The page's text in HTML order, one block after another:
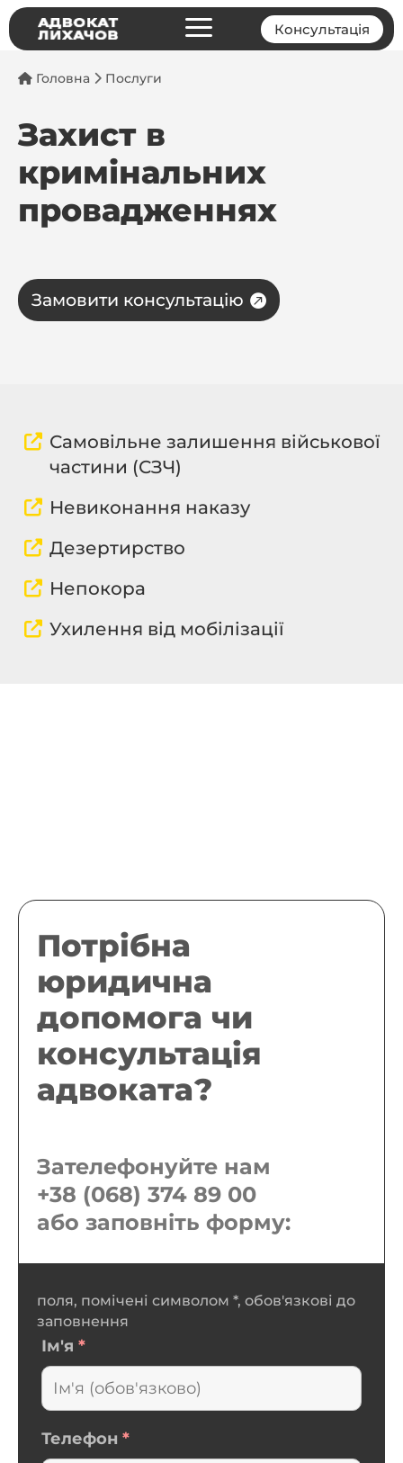
a Консультація
Головна Послуги
Захист в
кримінальних
провадженнях
Замовити консультацію
Самовільне залишення військової
частини (СЗЧ)
Невиконання наказу
Дезертирство
Непокора
Ухилення від мобілізації
Потрібна
юридична
допомога чи
консультація
адвоката?
Зателефонуйте нам
+38 (068) 374 89 00
або заповніть форму:
поля, помічені символом *, обов'язкові до
заповнення
Ім'я *
Телефон *